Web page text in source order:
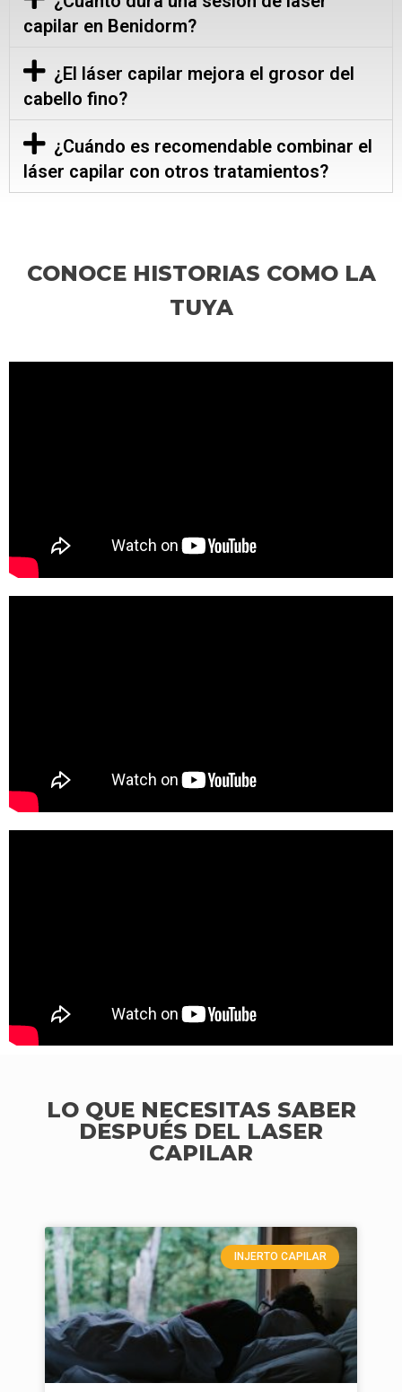
capilar en Benidorm?
¿El láser capilar mejora el grosor del
cabello fino?
¿Cuándo es recomendable combinar el
láser capilar con otros tratamientos?
CONOCE HISTORIAS COMO LA
TUYA
LO QUE NECESITAS SABER
DESPUÉS DEL LASER
CAPILAR
INJERTO CAPILAR